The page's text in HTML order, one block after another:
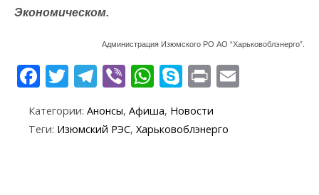
Экономическом.
Администрация Изюмского РО АО “Харьковоблэнерго”.
F
e
T
itt
T
e
Vi
b
er
W
at
S
y
Pr
t
Категории: Анонсы, Афиша, Новости
Теги: Изюмский РЭС, Харьковоблэнерго